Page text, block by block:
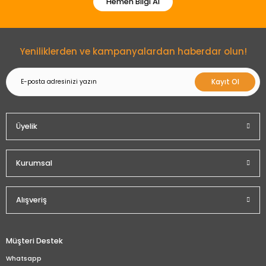
Yeniliklerden ve kampanyalardan haberdar olun!
Kayıt Ol
Üyelik
Kurumsal
Alışveriş
Müşteri Destek
Whatsapp